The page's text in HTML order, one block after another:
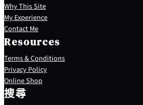
Why This Site
My Experience
Contact Me
Resources
Terms & Conditions
Privacy Policy
Online Shop
搜尋
S
e
a